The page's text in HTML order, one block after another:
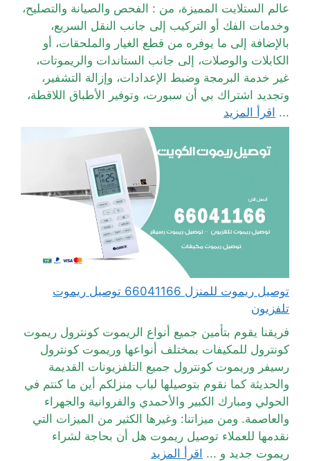
عالم الستلايت المميزة، من : الفحص والصيانة والتصليح،
وخدمات الفك أو التركيب إلى جانب النقل السريع،
بالإضافة إلى ما يوفره من قطع الغيار والملحقات، أو
الكابلات والوصلات، إلى جانب الستاندات والريموتات،
غير خدمة البرمجة وضبط الإعدادات، وإزالة التشفير،
وتجديد اشتراك بي أن سبورت، وتوفير الأطباق اللاقطة،
... اقرأ المزيد
توصيل ريموت للمنزل 66041166 توصيل ريموت
تلفزيون
فريقنا يقوم بتأمين جميع أنواع الريموت كونترول ريموت
كونترول للمكيفات بمختلف أنواعها وريموت كونترول
رسيفر وريموت كونترول جميع التلفزيونات القديمة
والحديثة كما نقوم بتوصيلها لباب منزلكم أين ما كنتم في
الحولي ومبارك الكبير والأحمدي والفروانية والجهراء
والعاصمة. ومن ميزاتنا: وغيرها الكثير من الميزات التي
نقدمها للعملاء توصيل ريموت هل أن بحاجة لشراء
ريموت جديد و ... اقرأ المزيد